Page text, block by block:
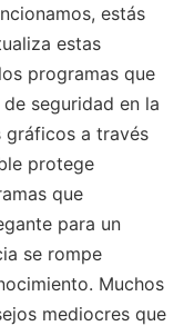
estás
estas
programas que
seguridad en la
gráficos a través
protege
que
para un
se rompe
Muchos
mediocres que